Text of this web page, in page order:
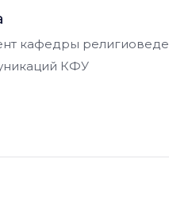
понимавшееся прежде
образования и
прогресса непременно
кафедры
КФУ